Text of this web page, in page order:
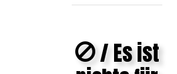
/ Es ist